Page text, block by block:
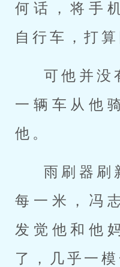
何话，将手
自行车，打
可他并没
一辆车从他
他。
雨刷器刷
每一米，冯
发觉他和他
了，几乎一模